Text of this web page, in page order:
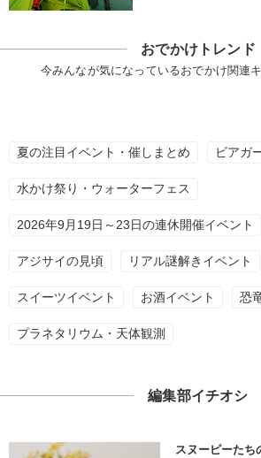
おでかけトレンド
今みんなが気になっているおでかけ関連
夏の注目イベント・催しまとめ ビアガ
水かけ祭り・ウォーターフェス
2026年9月19日～23日の連休開催イベント
アジサイの見頃 リアル謎解きイベント
スイーツイベント お酒イベント 恐
プラネタリウム・天体観測
編集部イチオシ
スヌーピーたち